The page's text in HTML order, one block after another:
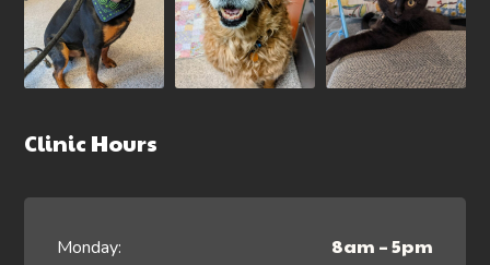
Clinic Hours
Monday: 8am – 5pm